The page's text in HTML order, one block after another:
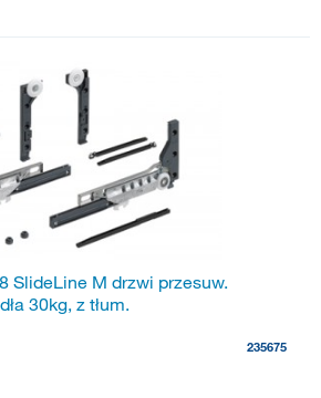
SlideLine M drzwi przesuw.
30kg, z tłum.
235675